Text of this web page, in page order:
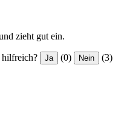
zieht gut ein.
hilfreich? Ja (0) Nein (3)